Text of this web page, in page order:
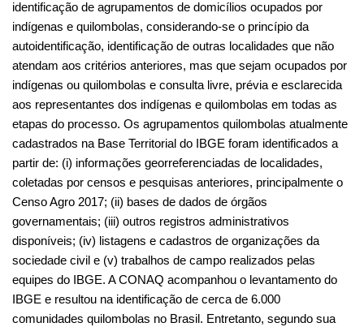
identificação de agrupamentos de domicílios ocupados por
indígenas e quilombolas, considerando-se o princípio da
autoidentificação, identificação de outras localidades que não
atendam aos critérios anteriores, mas que sejam ocupados por
indígenas ou quilombolas e consulta livre, prévia e esclarecida
aos representantes dos indígenas e quilombolas em todas as
etapas do processo. Os agrupamentos quilombolas atualmente
cadastrados na Base Territorial do IBGE foram identificados a
partir de: (i) informações georreferenciadas de localidades,
coletadas por censos e pesquisas anteriores, principalmente o
Censo Agro 2017; (ii) bases de dados de órgãos
governamentais; (iii) outros registros administrativos
disponíveis; (iv) listagens e cadastros de organizações da
sociedade civil e (v) trabalhos de campo realizados pelas
equipes do IBGE. A CONAQ acompanhou o levantamento do
IBGE e resultou na identificação de cerca de 6.000
comunidades quilombolas no Brasil. Entretanto, segundo sua